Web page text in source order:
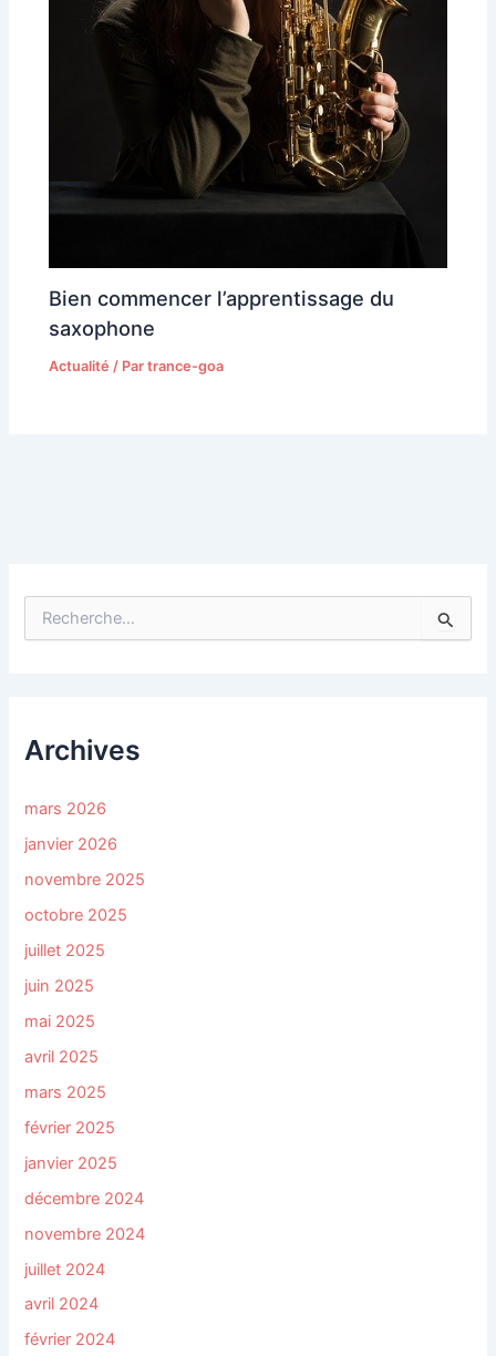
Bien commencer l’apprentissage du
saxophone
Actualité / Partrance-goa
c
h
r
:
Archives
mars 2026
janvier 2026
novembre 2025
octobre 2025
juillet 2025
juin 2025
mai 2025
avril 2025
mars 2025
février 2025
janvier 2025
décembre 2024
novembre 2024
juillet 2024
avril 2024
février 2024